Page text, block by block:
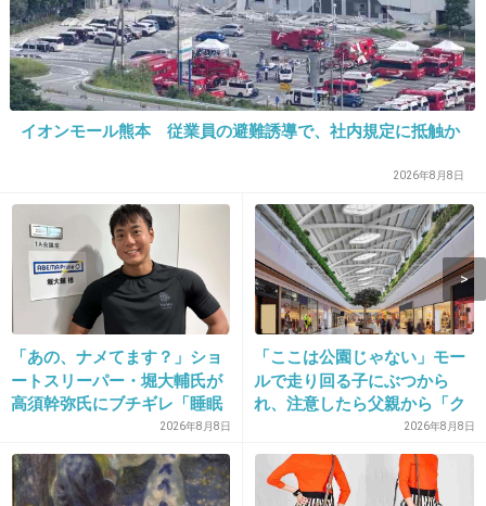
10. 匿名2026/07/07(火) 22:59:50
>>7
大半が日本人だからね
11. 匿名2026/07/07(火) 23:12:06
>>7
ウィシやライズとかも音痴って言われて叩かれ
てたからどこも一緒だよ
+19 -4
12. 匿名2026/07/07(火) 23:17:41
イオンモール熊本 従業員の避難誘導で、社内規定に抵触か
2026年8月8日
「あの、ナメてます？」ショ
ートスリーパー・堀大輔氏が
高須幹弥氏にブチギレ「睡眠
不足の人＝キレやすい」SNS
で物議
2026年8月8日
「ここは公園じゃない」モー
ルで走り回る子にぶつから
れ、注意したら父親から「ク
ソババア」の暴言。「子ども
だから多めに見ろ」を強要し
てくる人物とは
2026年8月8日